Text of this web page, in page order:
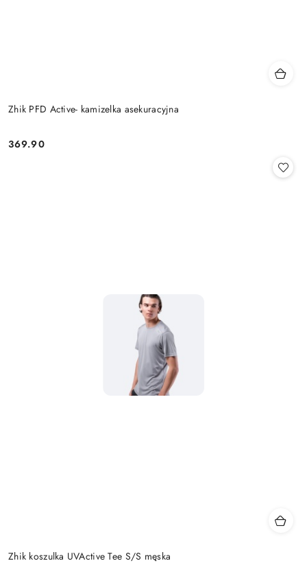
Zhik PFD Active- kamizelka asekuracyjna
Cena:
369.90
Zhik koszulka UVActive Tee S/S męska